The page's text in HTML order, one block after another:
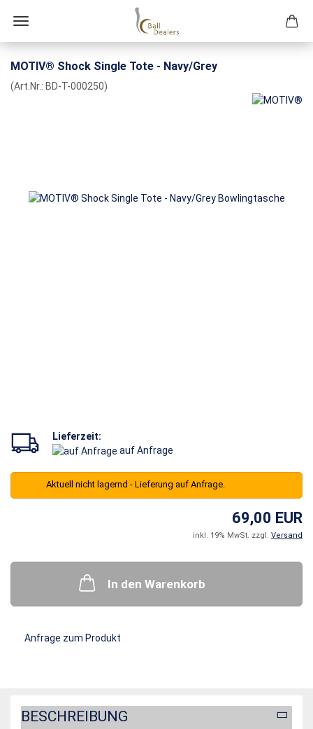
MOTIV® Shock Single Tote - Navy/Grey
(Art.Nr.: BD-T-000250)
Lieferzeit:
auf Anfrage
Aktuell nicht lagernd - Lieferung auf Anfrage.
69,00 EUR
inkl. 19% MwSt. zzgl. Versand
In den Warenkorb
Anfrage zum Produkt
BESCHREIBUNG